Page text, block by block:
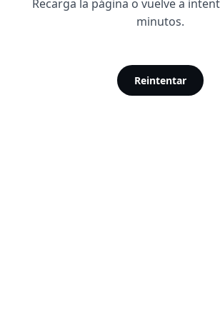
Recarga la página o vuelve a
minutos.
Reintentar